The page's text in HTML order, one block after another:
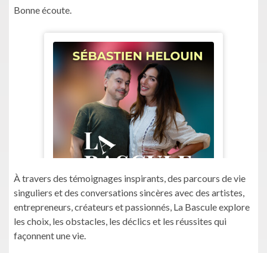
Bonne écoute.
À travers des témoignages inspirants, des parcours de vie
singuliers et des conversations sincères avec des artistes,
entrepreneurs, créateurs et passionnés, La Bascule explore
les choix, les obstacles, les déclics et les réussites qui
façonnent une vie.